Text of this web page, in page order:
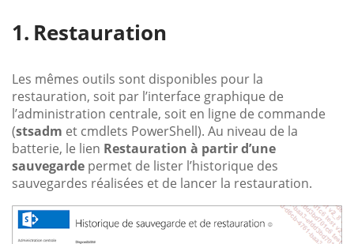
Restauration
Les mêmes outils sont disponibles pour la
restauration, soit par l’interface graphique de
l’administration centrale, soit en ligne de commande
(stsadm et cmdlets PowerShell). Au niveau de la
batterie, le lien Restauration à partir d’une
sauvegarde permet de lister l’historique des
sauvegardes réalisées et de lancer la restauration.